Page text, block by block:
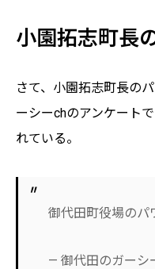
小園拓志町長
さて、小園拓志町長の
ーシーchのアンケート
れている。
御代田町役場のパ
— 御代田のガーシ